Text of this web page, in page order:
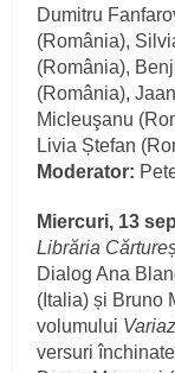
Dumitru
(România),
(România),
(România),
Micleuşanu
Livia Ștefan
Moderator:
Miercuri, 13
Librăria
Dialog Ana
(Italia) și Bruno
volumului
versuri